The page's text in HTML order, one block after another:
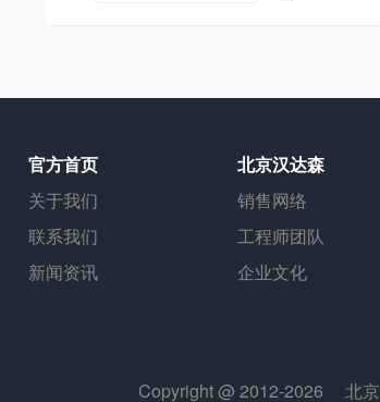
官方首页
关于我们
联系我们
新闻资讯
北京汉达森
销售网络
工程师团队
企业文化
Copyright @ 2012-2026 北